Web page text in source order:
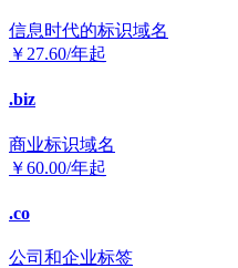
信息时代的标识域名
￥ 27.60/年起
.biz
商业标识域名
￥60.00/年起
.co
公司和企业标签